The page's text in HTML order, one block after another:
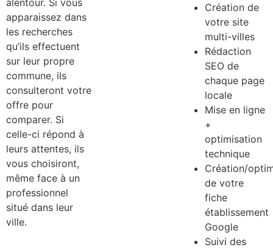
apparaissez dans
les recherches
qu’ils effectuent
sur leur propre
commune, ils
consulteront votre
offre pour
comparer. Si
celle-ci répond à
leurs attentes, ils
vous choisiront,
même face à un
professionnel
situé dans leur
ville.
Création de
votre site
multi-villes
Rédaction
SEO de
chaque page
locale
Mise en ligne
+
optimisation
technique
Création/
de votre
fiche
établissement
Google
Suivi des